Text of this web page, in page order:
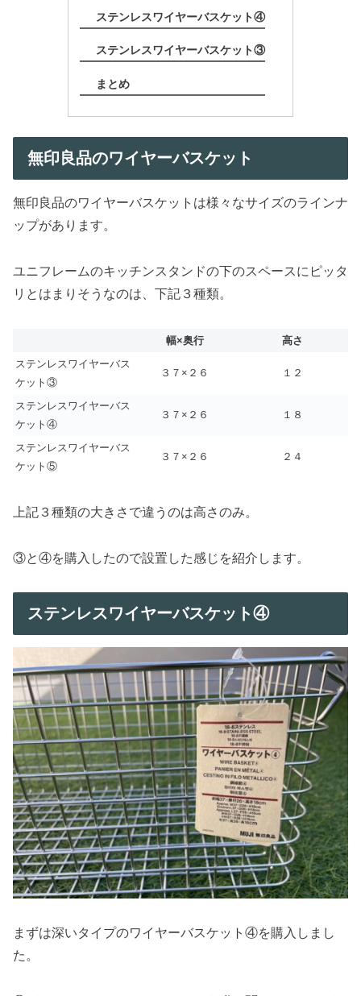
ステンレスワイヤーバスケット④
ステンレスワイヤーバスケット③
まとめ
無印良品のワイヤーバスケット
無印良品のワイヤーバスケットは様々なサイズのラインナ
ップがあります。
ユニフレームのキッチンスタンドの下のスペースにピッタ
リとはまりそうなのは、下記３種類。
幅×奥行
高さ
ステンレスワイヤーバス
ケット③
３７×２６ １２
ステンレスワイヤーバス
ケット④
３７×２６ １８
ステンレスワイヤーバス
ケット⑤
３７×２６ ２４
上記３種類の大きさで違うのは高さのみ。
③と④を購入したので設置した感じを紹介します。
ステンレスワイヤーバスケット④
まずは深いタイプのワイヤーバスケット④を購入しまし
た。